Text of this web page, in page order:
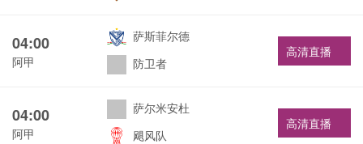
04:00
阿甲
萨斯菲尔德
防卫者
高清直播
04:00
阿甲
萨尔米安杜
飓风队
高清直播